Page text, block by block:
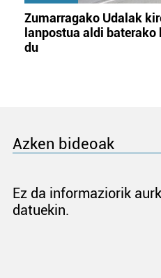
Zumarragako Udalak
lanpostua aldi
du
Azken bideoak
Ez da informaziorik
datuekin.